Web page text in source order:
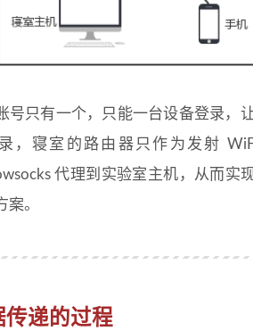
号只有一个，只能一台设备登录
，寝室的路由器只作为发射
代理到实验室主机，从而实
案。
传递的过程